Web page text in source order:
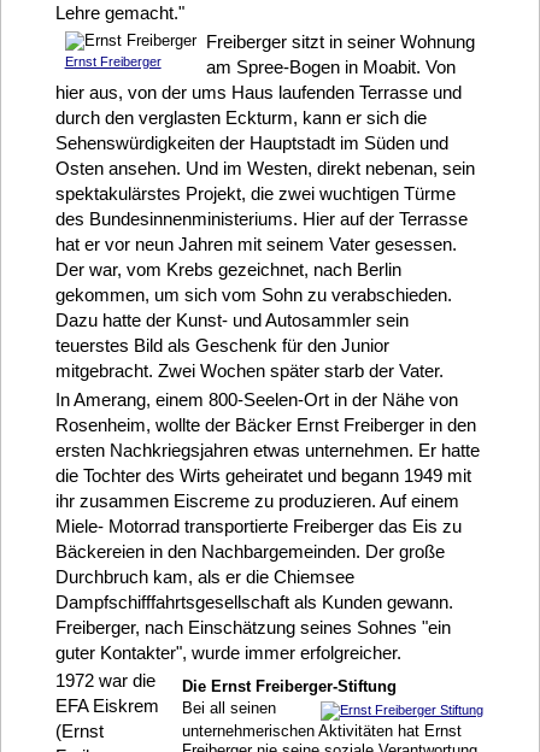
Lehre gemacht."
Ernst Freiberger
Freiberger sitzt in seiner Wohnung
am Spree-Bogen in Moabit. Von
hier aus, von der ums Haus laufenden Terrasse und
durch den verglasten Eckturm, kann er sich die
Sehenswürdigkeiten der Hauptstadt im Süden und
Osten ansehen. Und im Westen, direkt nebenan, sein
spektakulärstes Projekt, die zwei wuchtigen Türme
des Bundesinnenministeriums. Hier auf der Terrasse
hat er vor neun Jahren mit seinem Vater gesessen.
Der war, vom Krebs gezeichnet, nach Berlin
gekommen, um sich vom Sohn zu verabschieden.
Dazu hatte der Kunst- und Autosammler sein
teuerstes Bild als Geschenk für den Junior
mitgebracht. Zwei Wochen später starb der Vater.
In Amerang, einem 800-Seelen-Ort in der Nähe von
Rosenheim, wollte der Bäcker Ernst Freiberger in den
ersten Nachkriegsjahren etwas unternehmen. Er hatte
die Tochter des Wirts geheiratet und begann 1949 mit
ihr zusammen Eiscreme zu produzieren. Auf einem
Miele- Motorrad transportierte Freiberger das Eis zu
Bäckereien in den Nachbargemeinden. Der große
Durchbruch kam, als er die Chiemsee
Dampfschifffahrtsgesellschaft als Kunden gewann.
Freiberger, nach Einschätzung seines Sohnes "ein
guter Kontakter", wurde immer erfolgreicher.
Die Ernst Freiberger-Stiftung
Bei all seinen
unternehmerischen Aktivitäten hat Ernst
1972 war die
EFA Eiskrem
(Ernst